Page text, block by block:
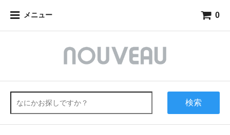
メニュー 0
検索